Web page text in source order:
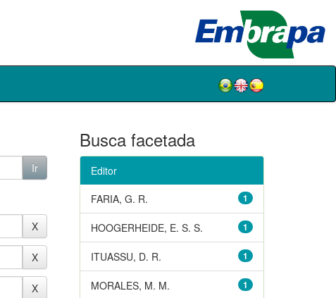
Busca facetada
Editor
1
FARIA, G. R.
1
HOOGERHEIDE, E. S. S.
1
ITUASSU, D. R.
1
MORALES, M. M.